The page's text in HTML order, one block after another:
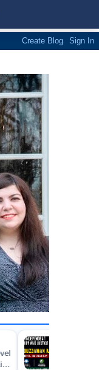
DEATH
APPEAL: Ensure
for the Death